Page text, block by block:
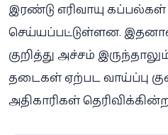
இரண்டு எரிவாயு கப்பல்கள்
செய்யப்பட்டுள்ளன.
குறித்து அச்சம்
தடைகள் ஏற்பட வாய்ப்பு
அதிகாரிகள்